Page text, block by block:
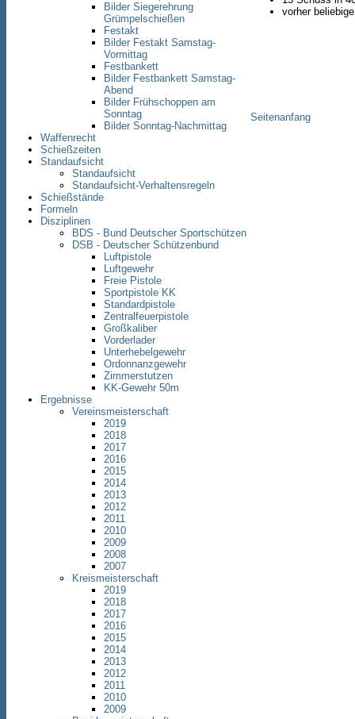
Bilder Siegerehrung
Grümpelschießen
Festakt
Bilder Festakt Samstag-
Vormittag
Festbankett
Bilder Festbankett Samstag-
Abend
Bilder Frühschoppen am
Sonntag
Bilder Sonntag-Nachmittag
Waffenrecht
Schießzeiten
Standaufsicht
Standaufsicht
Standaufsicht-Verhaltensregeln
Schießstände
Formeln
Disziplinen
BDS - Bund Deutscher Sportschützen
DSB - Deutscher Schützenbund
Luftpistole
Luftgewehr
Freie Pistole
Sportpistole KK
Standardpistole
Zentralfeuerpistole
Großkaliber
Vorderlader
Unterhebelgewehr
Ordonnanzgewehr
Zimmerstutzen
KK-Gewehr 50m
Ergebnisse
Vereinsmeisterschaft
2019
2018
2017
2016
2015
2014
2013
2012
2011
2010
2009
2008
2007
Kreismeisterschaft
2019
2018
2017
2016
2015
2014
2013
2012
2011
2010
2009
vorher
Seitenanfang